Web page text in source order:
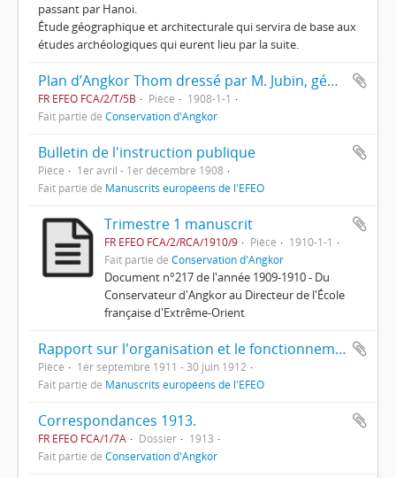
passant par Hanoi.
Étude géographique et architecturale qui servira de base aux
études archéologiques qui eurent lieu par la suite.
Plan d’Angkor Thom dressé par M. Jubin, géomètre, en février 1908.
FR EFEO FCA/2/T/5B Pièce
1908-1-1
Fait partie de Conservation d'Angkor
Bulletin de l'instruction publique
Pièce
1er avril - 1er décembre 1908
Fait partie de Manuscrits européens de l'EFEO
Trimestre 1 manuscrit
FR EFEO FCA/2/RCA/1910/9 Pièce
1910-1-1
Fait partie de Conservation d'Angkor
Document n°217 de l'année 1909-1910 - Du
Conservateur d'Angkor au Directeur de l'École
française d'Extrême-Orient
Rapport sur l'organisation et le fonctionnement du Service de l'Enseignement au Cambodge
Pièce
1er septembre 1911 - 30 juin 1912
Fait partie de Manuscrits européens de l'EFEO
Correspondances 1913.
FR EFEO FCA/1/7A Dossier
1913
Fait partie de Conservation d'Angkor